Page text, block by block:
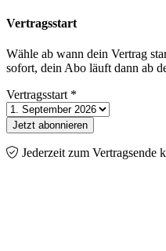
Vertragsstart
Wähle ab wann dein Vertrag
sofort, dein Abo läuft dann ab
Vertragsstart *
Jetzt abonnieren
Jederzeit zum Vertragsende